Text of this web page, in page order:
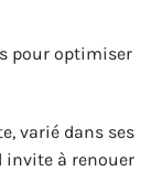
pour optimiser
varié dans ses
invite à renouer